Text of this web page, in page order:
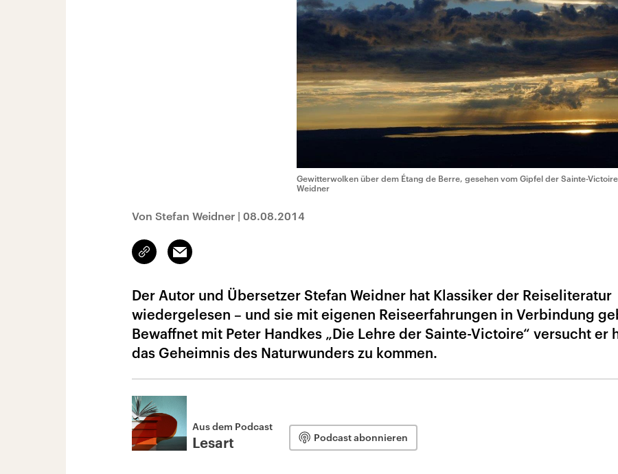
Gewitterwolken über dem Étang de Berre, gesehen vom Gipfel der Sainte-
Weidner
Von Stefan Weidner | 08.08.2014
Link
kopieren/teilen
Email
Der Autor und Übersetzer Stefan Weidner hat Klassiker der Reiseliteratur
wiedergelesen – und sie mit eigenen Reiseerfahrungen in Verbindung
Bewaffnet mit Peter Handkes „Die Lehre der Sainte-Victoire“ versucht er
das Geheimnis des Naturwunders zu kommen.
Aus dem Podcast
Lesart Podcast abonnieren